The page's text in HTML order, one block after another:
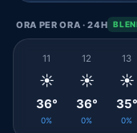
ORA PER ORA · 24H
11
☀️
36°
0%
12
☀️
36°
0%
13
☀️
35°
0%